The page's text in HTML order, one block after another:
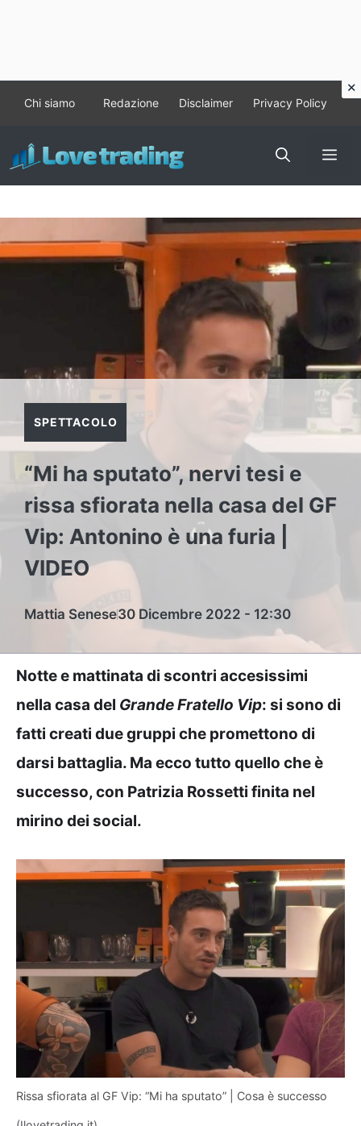
contenuto
Chi siamo Redazione Disclaimer Privacy Policy
SPETTACOLO
“Mi ha sputato”, nervi tesi e
rissa sfiorata nella casa del GF
Vip: Antonino è una furia |
VIDEO
Mattia Senese30 Dicembre 2022 - 12:30
Notte e mattinata di scontri accesissimi
nella casa del Grande Fratello Vip: si sono di
fatti creati due gruppi che promettono di
darsi battaglia. Ma ecco tutto quello che è
successo, con Patrizia Rossetti finita nel
mirino dei social.
Rissa sfiorata al GF Vip: “Mi ha sputato” | Cosa è successo